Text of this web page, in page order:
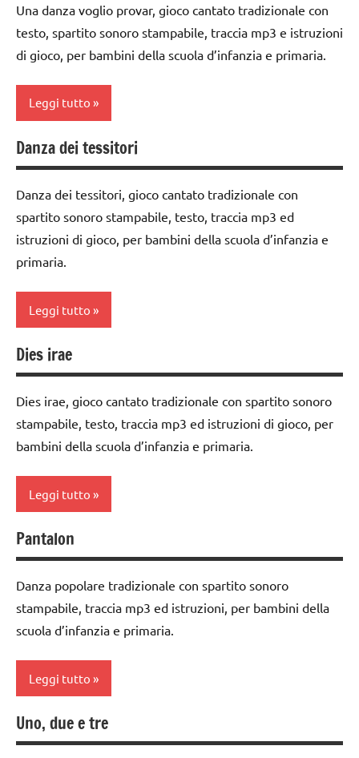
PER ETA'
TUTTI GLI
ARTICOLI
GIOCHI
DI
GRUPPO
girotondi
e giochi
TUTTI GLI
PER ETA'
TUTTI GLI
ARTICOLI
classe
2a
classe
3a
6
anni
GIOCHI
DI
GRUPPO
e giochi
cantati
ARGOMENTI
PER ETA'
TUTTI GLI
ARTICOLI
Una danza voglio provar, gioco cantato tradizionale con
testo, spartito sonoro stampabile, traccia mp3 e istruzioni
di gioco, per bambini della scuola d’infanzia e primaria.
Leggi tutto
classe
1a
classe
2a
3a
4a
classe
dai
danze
popolari
GIOCHI
DI
TUTTI GLI
ARGOMENTI
TUTTI GLI
ARTICOLI
Danza dei tessitori
Danza dei tessitori, gioco cantato tradizionale con
spartito sonoro stampabile, testo, traccia mp3 ed
istruzioni di gioco, per bambini della scuola d’infanzia e
primaria.
Leggi tutto
classe
1a
classe
2a
3a
6
anni
danze
popolari
DI
GRUPPO
TUTTI GLI
ARGOMENTI
Dies irae
Dies irae, gioco cantato tradizionale con spartito sonoro
stampabile, testo, traccia mp3 ed istruzioni di gioco, per
bambini della scuola d’infanzia e primaria.
Leggi tutto
classe
1a
classe
2a
3a
6
anni
Pantalon
Danza popolare tradizionale con spartito sonoro
stampabile, traccia mp3 ed istruzioni, per bambini della
scuola d’infanzia e primaria.
Leggi tutto
classe
1a
Uno, due e tre